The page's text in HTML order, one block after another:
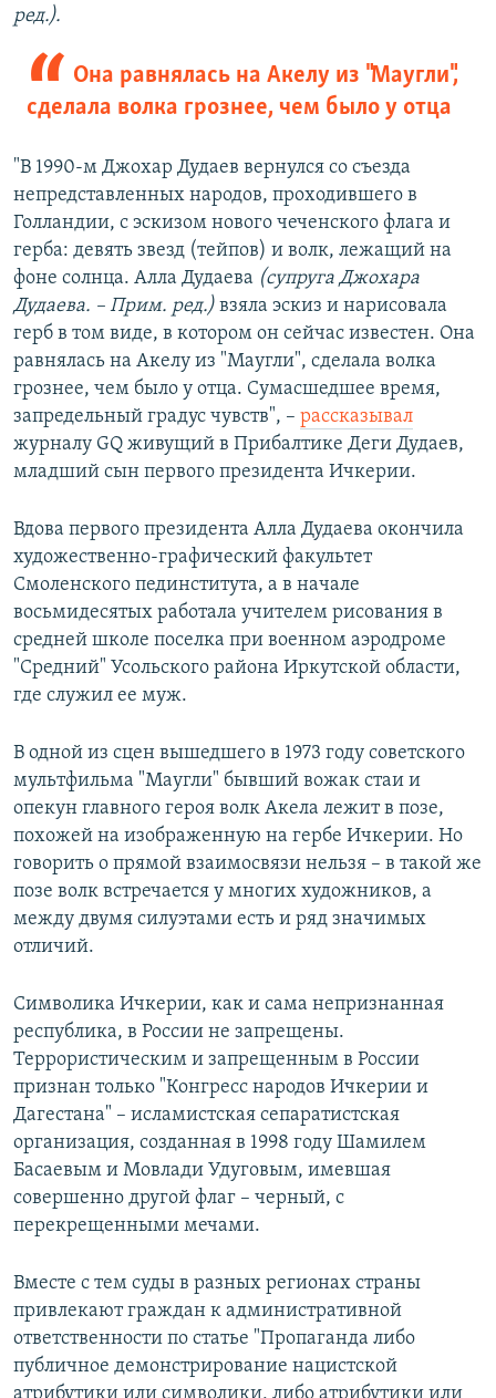
ред.).
Она равнялась на Акелу из "Маугли",
сделала волка грознее, чем было у отца
"В 1990-м Джохар Дудаев вернулся со съезда
непредставленных народов, проходившего в
Голландии, с эскизом нового чеченского флага и
герба: девять звезд (тейпов) и волк, лежащий на
фоне солнца. Алла Дудаева (супруга Джохара
Дудаева. – Прим. ред.) взяла эскиз и нарисовала
герб в том виде, в котором он сейчас известен. Она
равнялась на Акелу из "Маугли", сделала волка
грознее, чем было у отца. Сумасшедшее время,
запредельный градус чувств", – рассказывал
журналу GQ живущий в Прибалтике Деги Дудаев,
младший сын первого президента Ичкерии.
Вдова первого президента Алла Дудаева окончила
художественно-графический факультет
Смоленского пединститута, а в начале
восьмидесятых работала учителем рисования в
средней школе поселка при военном аэродроме
"Средний" Усольского района Иркутской области,
где служил ее муж.
В одной из сцен вышедшего в 1973 году советского
мультфильма "Маугли" бывший вожак стаи и
опекун главного героя волк Акела лежит в позе,
похожей на изображенную на гербе Ичкерии. Но
говорить о прямой взаимосвязи нельзя – в такой же
позе волк встречается у многих художников, а
между двумя силуэтами есть и ряд значимых
отличий.
Символика Ичкерии, как и сама непризнанная
республика, в России не запрещены.
Террористическим и запрещенным в России
признан только "Конгресс народов Ичкерии и
Дагестана" – исламистская сепаратистская
организация, созданная в 1998 году Шамилем
Басаевым и Мовлади Удуговым, имевшая
совершенно другой флаг – черный, с
перекрещенными мечами.
Вместе с тем суды в разных регионах страны
привлекают граждан к административной
ответственности по статье "Пропаганда либо
публичное демонстрирование нацистской